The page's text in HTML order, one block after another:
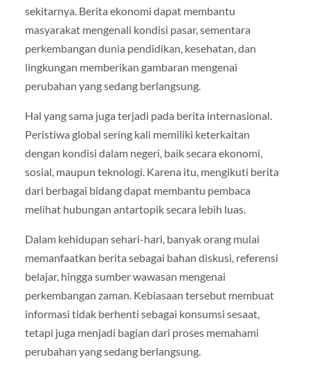
sekitarnya. Berita ekonomi dapat membantu
masyarakat mengenali kondisi pasar, sementara
perkembangan dunia pendidikan, kesehatan, dan
lingkungan memberikan gambaran mengenai
perubahan yang sedang berlangsung.
Hal yang sama juga terjadi pada berita internasional.
Peristiwa global sering kali memiliki keterkaitan
dengan kondisi dalam negeri, baik secara ekonomi,
sosial, maupun teknologi. Karena itu, mengikuti berita
dari berbagai bidang dapat membantu pembaca
melihat hubungan antartopik secara lebih luas.
Dalam kehidupan sehari-hari, banyak orang mulai
memanfaatkan berita sebagai bahan diskusi, referensi
belajar, hingga sumber wawasan mengenai
perkembangan zaman. Kebiasaan tersebut membuat
informasi tidak berhenti sebagai konsumsi sesaat,
tetapi juga menjadi bagian dari proses memahami
perubahan yang sedang berlangsung.